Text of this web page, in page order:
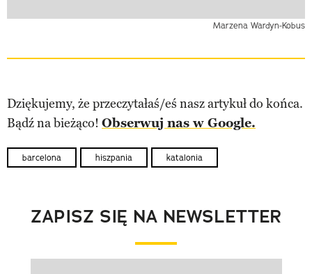
Marzena Wardyn-Kobus
Dziękujemy, że przeczytałaś/eś nasz artykuł do końca.
Bądź na bieżąco! Obserwuj nas w Google.
barcelona hiszpania katalonia
ZAPISZ SIĘ NA NEWSLETTER